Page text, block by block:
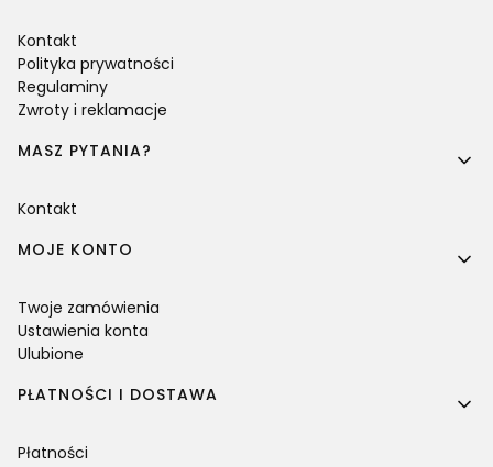
Kontakt
Polityka prywatności
Regulaminy
Zwroty i reklamacje
MASZ PYTANIA?
Kontakt
MOJE KONTO
Twoje zamówienia
Ustawienia konta
Ulubione
PŁATNOŚCI I DOSTAWA
Płatności